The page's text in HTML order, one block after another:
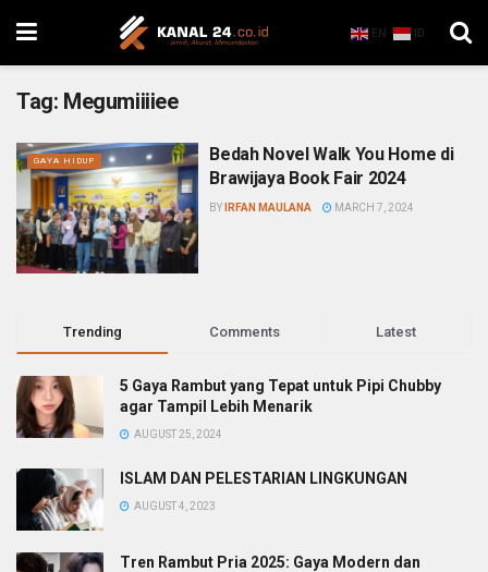
EN ID
Tag: Megumiiiiee
GAYA HIDUP
Bedah Novel Walk You Home di
Brawijaya Book Fair 2024
BY IRFAN MAULANA MARCH 7, 2024
Trending Comments Latest
5 Gaya Rambut yang Tepat untuk Pipi Chubby
agar Tampil Lebih Menarik
AUGUST 25, 2024
ISLAM DAN PELESTARIAN LINGKUNGAN
AUGUST 4, 2023
Tren Rambut Pria 2025: Gaya Modern dan